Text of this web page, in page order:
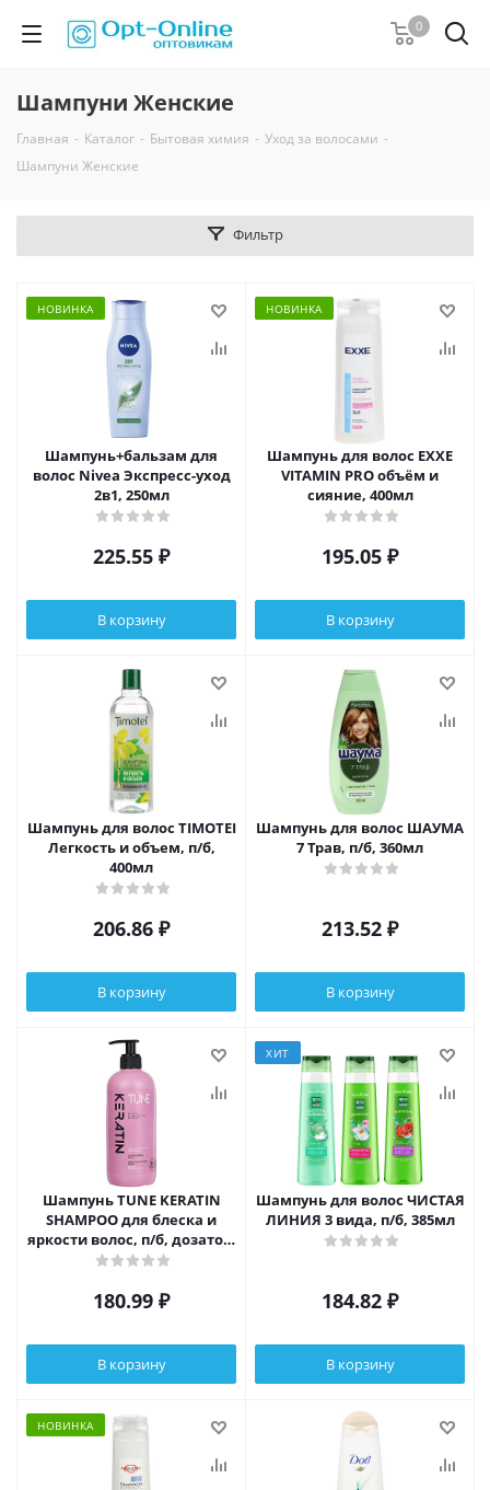
0
Шампуни Женские
Главная - Каталог - Бытовая химия - Уход за волосами -
Шампуни Женские
Фильтр
НОВИНКА
Шампунь+бальзам для
волос Nivea Экспресс-уход
2в1, 250мл
225.55 ₽
В корзину
НОВИНКА
Шампунь для волос EXXE
VITAMIN PRO объём и
сияние, 400мл
195.05 ₽
В корзину
Шампунь для волос TIMOTEI
Легкость и объем, п/б,
400мл
206.86 ₽
В корзину
Шампунь для волос ШАУМА
7 Трав, п/б, 360мл
213.52 ₽
В корзину
Шампунь TUNE KERATIN
SHAMPOO для блеска и
яркости волос, п/б, дозатор,
500 мл
180.99 ₽
В корзину
ХИТ
Шампунь для волос ЧИСТАЯ
ЛИНИЯ 3 вида, п/б, 385мл
184.82 ₽
В корзину
НОВИНКА